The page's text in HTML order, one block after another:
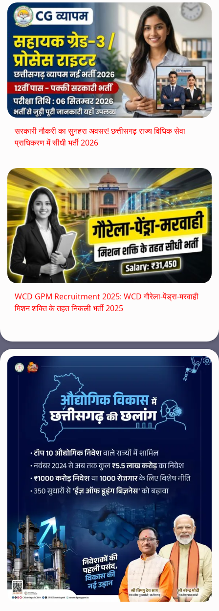
सरकारी नौकरी का सुनहरा अवसर! छत्तीसगढ़ राज्य विधिक सेवा
प्राधिकरण में सीधी भर्ती 2026
WCD GPM Recruitment 2025: WCD गौरेला-पेंड्रा-मरवाही
मिशन शक्ति के तहत निकली भर्ती 2025